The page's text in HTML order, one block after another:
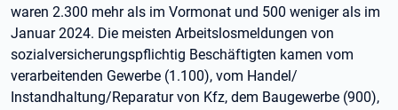
waren 2.300 mehr als im Vormonat und 500 weniger als im
Januar 2024. Die meisten Arbeitslosmeldungen von
sozialversicherungspflichtig Beschäftigten kamen vom
verarbeitenden Gewerbe (1.100), vom Handel/
Instandhaltung/Reparatur von Kfz, dem Baugewerbe (900),